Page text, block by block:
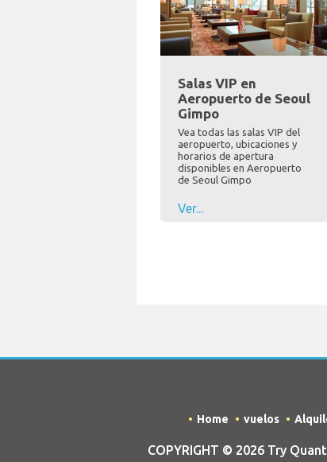
Salas VIP en
Aeropuerto de Seoul
Gimpo
Vea todas las salas VIP del
aeropuerto, ubicaciones y
horarios de apertura
disponibles en Aeropuerto
de Seoul Gimpo
Ver...
Home vuelos
COPYRIGHT © 2026 Try